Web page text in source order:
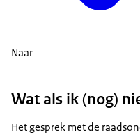
Naar
Wat als ik (nog)
Het gesprek met de